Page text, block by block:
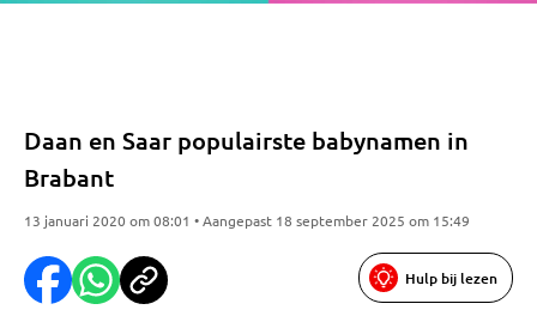
Daan en Saar populairste babynamen in
Brabant
13 januari 2020 om 08:01 • Aangepast 18 september 2025 om 15:49
Hulp bij lezen